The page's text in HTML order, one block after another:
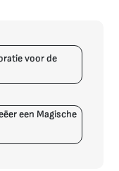
Optimaal
Inrichten
Trapkast
voor de
een Magische